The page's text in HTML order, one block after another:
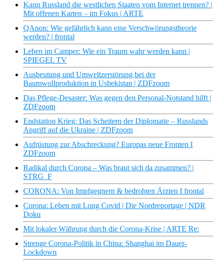
Kann Russland die westlichen Staaten vom Internet trennen? |
Mit offenen Karten – im Fokus | ARTE
QAnon: Wie gefährlich kann eine Verschwörungstheorie
werden? | frontal
Leben im Camper: Wie ein Traum wahr werden kann |
SPIEGEL TV
Ausbeutung und Umweltzerstörung bei der
Baumwollproduktion in Usbekistan | ZDFzoom
Das Pflege-Desaster: Was gegen den Personal-Notstand hilft |
ZDFzoom
Endstation Krieg: Das Scheitern der Diplomatie – Russlands
Angriff auf die Ukraine | ZDFzoom
Aufrüstung zur Abschreckung? Europas neue Fronten I
ZDFzoom
Radikal durch Corona – Was braut sich da zusammen? |
STRG_F
CORONA: Von Impfgegnern & bedrohten Ärzten I frontal
Corona: Leben mit Long Covid | Die Nordreportage | NDR
Doku
Mit lokaler Währung durch die Corona-Krise | ARTE Re:
Strenge Corona-Politik in China: Shanghai im Dauer-
Lockdown